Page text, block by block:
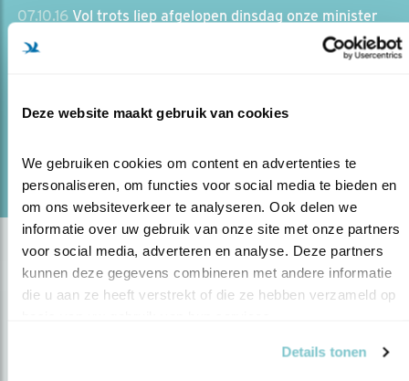
Deze website maakt gebruik van cookies
We gebruiken cookies om content en advertenties te
personaliseren, om functies voor social media te bieden en
om ons websiteverkeer te analyseren. Ook delen we
informatie over uw gebruik van onze site met onze partners
voor social media, adverteren en analyse. Deze partners
kunnen deze gegevens combineren met andere informatie
die u aan ze heeft verstrekt of die ze hebben verzameld op
Details tonen
07.10.16 Vol trots liep afgelopen dinsdag onze minister
van EZ Henk Kamp rond op een boerderij om aan te
kondigen maar liefst 150 miljoen subsidie uit te trekken
Door Kees de Pater